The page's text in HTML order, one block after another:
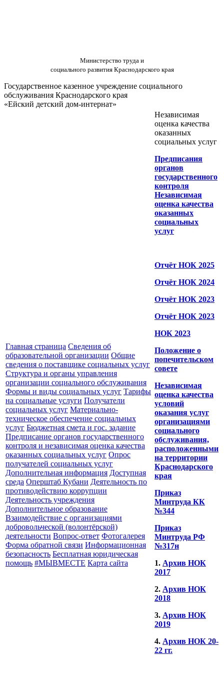
Министерство труда и
социального развития Краснодарского края
Государственное казенное учреждение социального
обслуживания Краснодарского края
«Ейский детский дом-интернат»
Главная страница Сведения об
образовательной организации Общие
сведения о поставщике социальных услуг
Структура и органы управления
организации социального обслуживания
Формы и виды социальных услуг Тарифы
на социальные услуги Получатели
социальных услуг Материально-
техническое обеспечение социальных
услуг Бюджетная смета и гос. задание
Предписание органов государственного
контроля и независимая оценка качества
оказанных социальных услуг Опрос
получателей социальных услуг
Дополнительная информация Доступная
среда Оперштаб Кубани Деятельность по
противодействию коррупции
Деятельность учреждения
Дополнительное образование
Взаимодействие с организациями
добровольческой (волонтёрской)
деятельности Вопрос-ответ Фотогалерея
Форма обратной связи Информационная
безопасность Бесплатная юридическая
помощь #МЫВМЕСТЕ Карта сайта
Независимая
оценка качества
оказанных
социальных услуг
Предписания
органов
государственного
контроля
Независимая
оценка качества
оказанных
социальных
услуг
Отчёт НОК 2025
Отчёт НОК 2024
Отчёт НОК 2023
Отчёт НОК 2023
НОК 2023
Положение о
попечительском
совете
Независимая
оценка качества
условий
оказания услуг
организациями
социального
обслуживания,
расположенными
на территории
Краснодарского
края
Приказ
Минтруда КК
№344
Приказ
Минтруда РФ
№317н
1. Архив НОК
2017
2. Архив НОК
2018
3. Архив НОК
2019
4. Архив НОК 20-
22 гг.